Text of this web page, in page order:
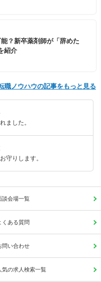
？新卒薬剤師が「辞めた
紹介
職ノウハウの記事をもっと見る
ました。
守りします。
談会場一覧
くある質問
問い合わせ
気の求人検索一覧